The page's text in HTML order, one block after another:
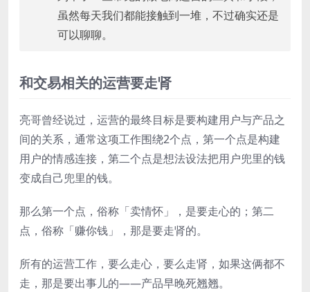
虽然每天我们都能接触到一堆，不过确实还是
可以聊聊。
和交易相关的运营要走肾
亮哥曾经说过，运营的最终目标是要构建用户与产品之
间的关系，通常这项工作围绕2个点，第一个点是构建
用户的情感连接，第二个点是想法设法把用户兜里的钱
变成自己兜里的钱。
那么第一个点，俗称「卖情怀」，是要走心的；第二
点，俗称「赚你钱」，那是要走肾的。
所有的运营工作，要么走心，要么走肾，如果这俩都不
走，那是要出事儿的——产品早晚死翘翘。